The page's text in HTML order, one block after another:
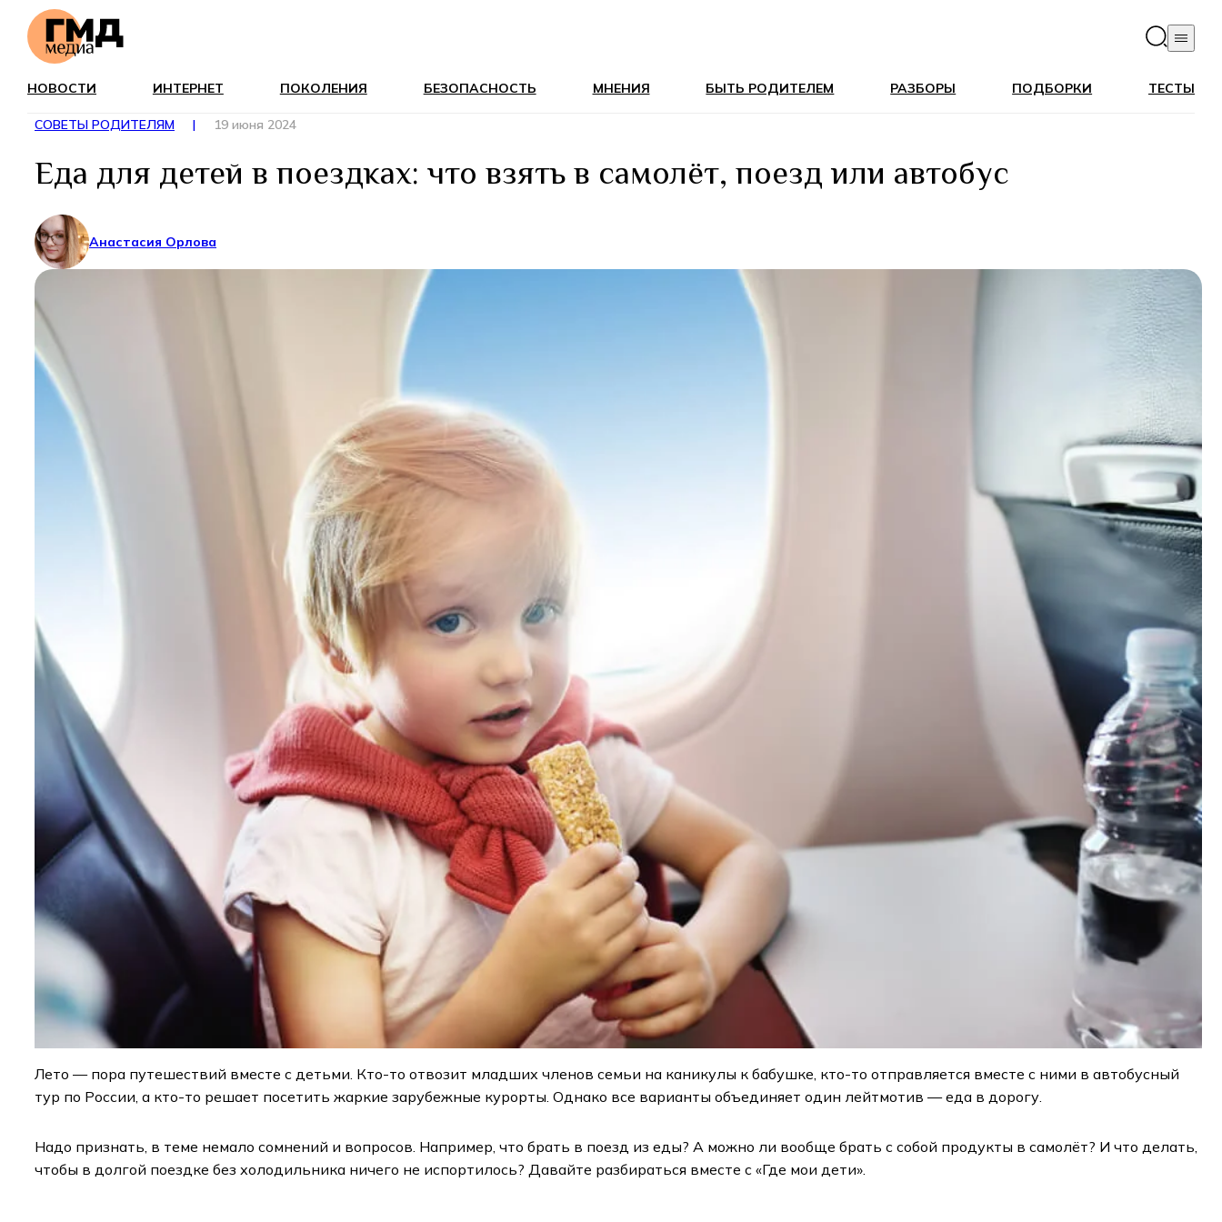
НОВОСТИ ИНТЕРНЕТ ПОКОЛЕНИЯ БЕЗОПАСНОСТЬ МНЕНИЯ БЫТЬ РОДИТЕЛЕМ РАЗБОРЫ ПОДБОРКИ ТЕСТЫ
СОВЕТЫ РОДИТЕЛЯМ | 19 июня 2024
Еда для детей в поездках: что взять в самолёт, поезд или автобус
Анастасия Орлова
Лето — пора путешествий вместе с детьми. Кто-то отвозит младших членов семьи на каникулы к бабушке, кто-то отправляется вместе с ними в автобусный
тур по России, а кто-то решает посетить жаркие зарубежные курорты. Однако все варианты объединяет один лейтмотив — еда в дорогу.
Надо признать, в теме немало сомнений и вопросов. Например, что брать в поезд из еды? А можно ли вообще брать с собой продукты в самолёт? И что делать,
чтобы в долгой поездке без холодильника ничего не испортилось? Давайте разбираться вместе с «Где мои дети».